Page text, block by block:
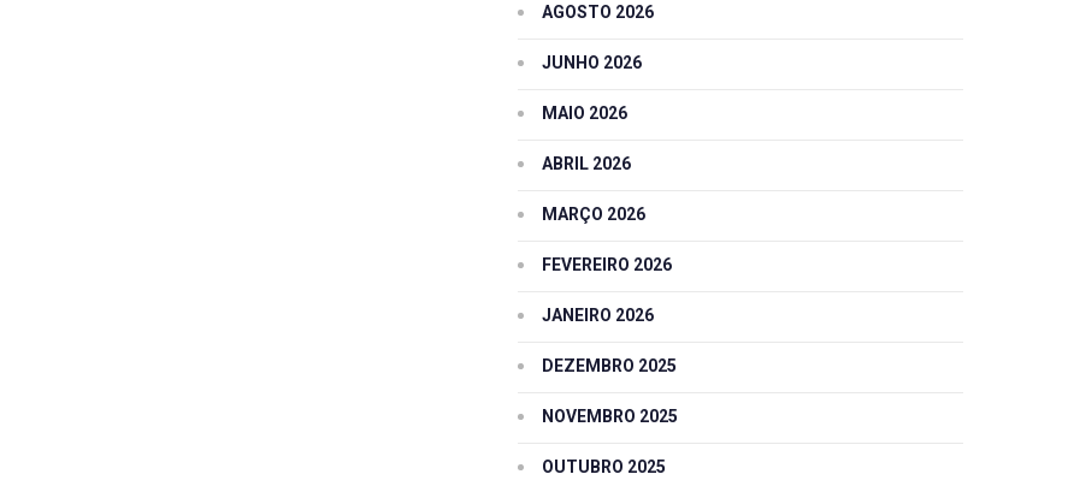
AGOSTO 2026
JUNHO 2026
MAIO 2026
ABRIL 2026
MARÇO 2026
FEVEREIRO 2026
JANEIRO 2026
DEZEMBRO 2025
NOVEMBRO 2025
OUTUBRO 2025